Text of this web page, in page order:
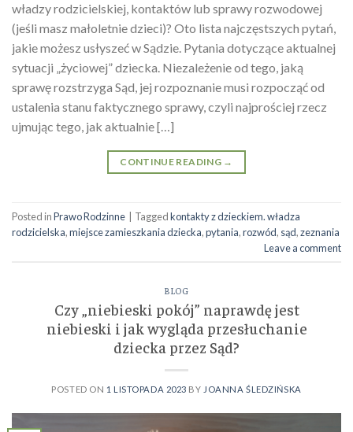
władzy rodzicielskiej, kontaktów lub sprawy rozwodowej
(jeśli masz małoletnie dzieci)? Oto lista najczęstszych pytań,
jakie możesz usłyszeć w Sądzie. Pytania dotyczące aktualnej
sytuacji „życiowej” dziecka. Niezależenie od tego, jaką
sprawę rozstrzyga Sąd, jej rozpoznanie musi rozpocząć od
ustalenia stanu faktycznego sprawy, czyli najprościej rzecz
ujmując tego, jak aktualnie […]
CONTINUE READING →
Posted inPrawo Rodzinne Taggedkontakty z dzieckiem. władza
rodzicielska,miejsce zamieszkania dziecka,pytania,rozwód, sąd,zeznania
Leave a comment
BLOG
Czy „niebieski pokój” naprawdę jest
niebieski i jak wygląda przesłuchanie
dziecka przez Sąd?
POSTED ON 1 LISTOPADA 2023 BY JOANNA ŚLEDZIŃSKA